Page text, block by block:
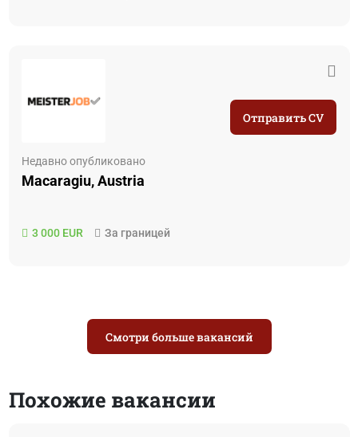
Недавно опубликовано
Macaragiu, Austria
3 000 EUR За границей
Отправить CV
Смотри больше вакансий
Похожие вакансии